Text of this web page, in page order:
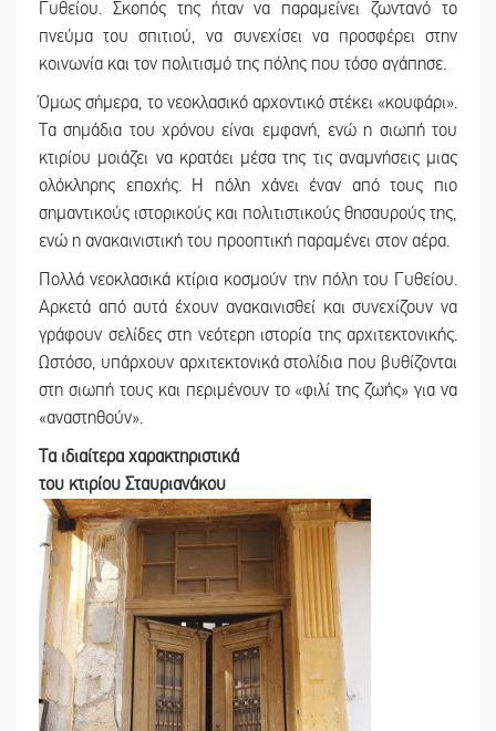
Γυθείου. Σκοπός της ήταν να παραμείνει ζωντανό το
πνεύμα του σπιτιού, να συνεχίσει να προσφέρει στην
κοινωνία και τον πολιτισμό της πόλης που τόσο αγάπησε.
Όμως σήμερα, το νεοκλασικό αρχοντικό στέκει «κουφάρι».
Τα σημάδια του χρόνου είναι εμφανή, ενώ η σιωπή του
κτιρίου μοιάζει να κρατάει μέσα της τις αναμνήσεις μιας
ολόκληρης εποχής. Η πόλη χάνει έναν από τους πιο
σημαντικούς ιστορικούς και πολιτιστικούς θησαυρούς της,
ενώ η ανακαινιστική του προοπτική παραμένει στον αέρα.
Πολλά νεοκλασικά κτίρια κοσμούν την πόλη του Γυθείου.
Αρκετά από αυτά έχουν ανακαινισθεί και συνεχίζουν να
γράφουν σελίδες στη νεότερη ιστορία της αρχιτεκτονικής.
Ωστόσο, υπάρχουν αρχιτεκτονικά στολίδια που βυθίζονται
στη σιωπή τους και περιμένουν το «φιλί της ζωής» για να
«αναστηθούν».
Τα ιδιαίτερα χαρακτηριστικά
του κτιρίου Σταυριανάκου